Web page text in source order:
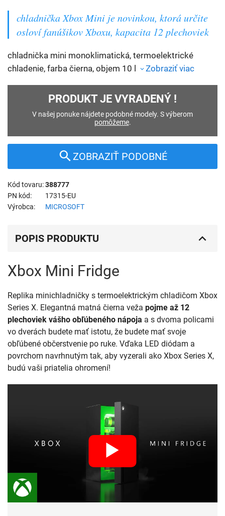
chladnička Xbox Mini je novinkou, ktorá určite
osloví fanúšikov Xboxu, kapacita 12 plechoviek
chladnička mini monoklimatická, termoelektrické
chladenie, farba čierna, objem 10 l
Zobraziť viac
PRODUKT JE VYRADENÝ !
V našej ponuke nájdete podobné modely. S výberom
pomôžeme.
ZOBRAZIŤ PODOBNÉ
Kód tovaru 388777
PN kód
17315-EU
Výrobca
MICROSOFT
POPIS PRODUKTU
Xbox Mini Fridge
Replika minichladničky s termoelektrickým chladičom Xbox
Series X. Elegantná matná čierna veža pojme až 12
plechoviek vášho obľúbeného nápoja a s dvoma policami
vo dverách budete mať istotu, že budete mať svoje
obľúbené občerstvenie po ruke. Vďaka LED diódam a
povrchom navrhnutým tak, aby vyzerali ako Xbox Series X,
budú vaši priatelia ohromení!
Port USB sa nachádza pod tlačidlom synchronizácie na
chladničke Xbox mini aj na konzole.